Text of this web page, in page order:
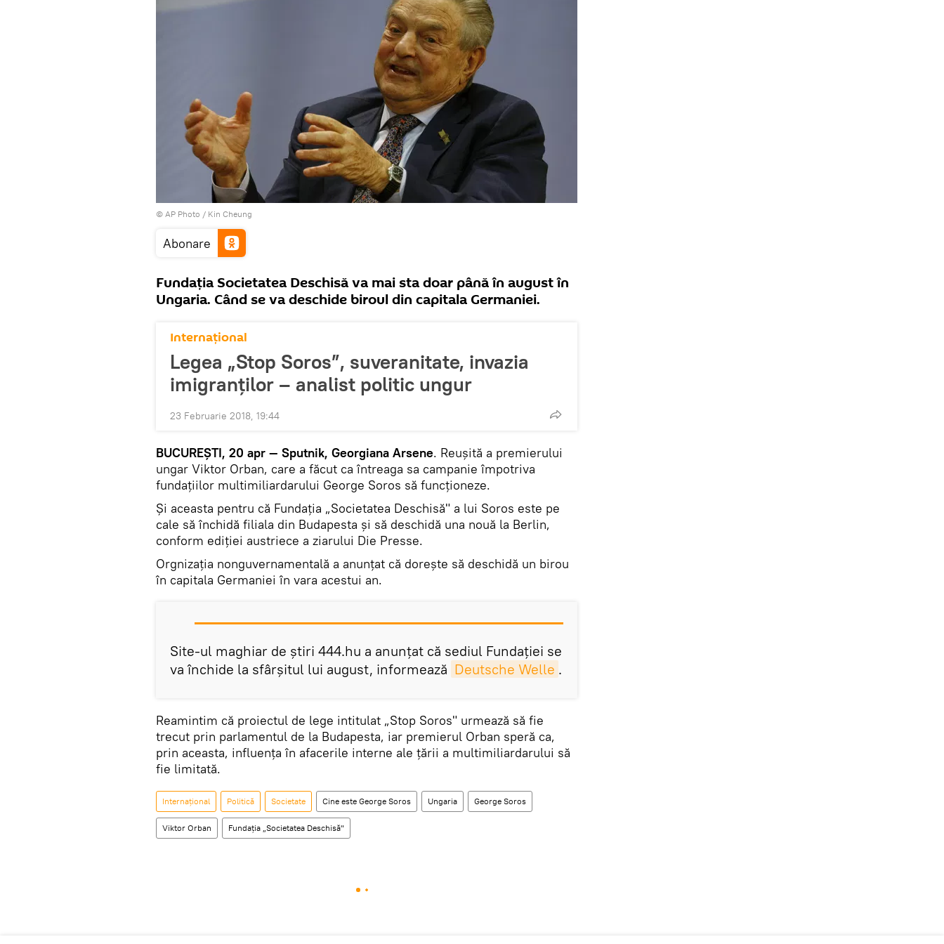
© AP Photo / Kin Cheung
Abonare
Fundaţia Societatea Deschisă va mai sta doar până în august în
Ungaria. Când se va deschide biroul din capitala Germaniei.
Internaţional
Legea „Stop Soros”, suveranitate, invazia
imigranţilor – analist politic ungur
23 Februarie 2018, 19:44
BUCUREŞTI, 20 apr — Sputnik, Georgiana Arsene. Reuşită a premierului
ungar Viktor Orban, care a făcut ca întreaga sa campanie împotriva
fundaţiilor multimiliardarului George Soros să funcţioneze.
Şi aceasta pentru că Fundaţia „Societatea Deschisă" a lui Soros este pe
cale să închidă filiala din Budapesta şi să deschidă una nouă la Berlin,
conform ediţiei austriece a ziarului Die Presse.
Orgnizaţia nonguvernamentală a anunţat că doreşte să deschidă un birou
în capitala Germaniei în vara acestui an.
Site-ul maghiar de ştiri 444.hu a anunţat că sediul Fundaţiei se
va închide la sfârşitul lui august, informează Deutsche Welle .
Reamintim că proiectul de lege intitulat „Stop Soros" urmează să fie
trecut prin parlamentul de la Budapesta, iar premierul Orban speră ca,
prin aceasta, influenţa în afacerile interne ale ţării a multimiliardarului să
fie limitată.
Internaţional Politică Societate Cine este George Soros Ungaria George Soros
Viktor Orban Fundaţia „Societatea Deschisă"